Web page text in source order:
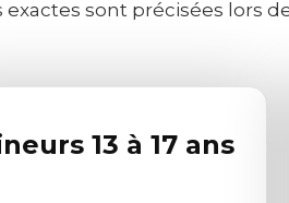
sont précisées lors
13 à 17 ans